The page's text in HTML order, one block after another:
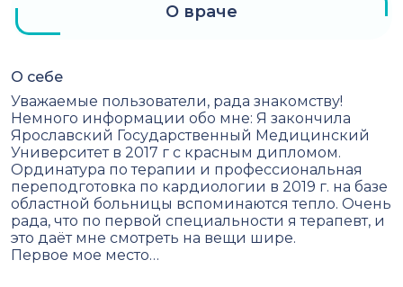
О враче
О себе
Уважаемые пользователи, рада знакомству!
Немного информации обо мне: Я закончила
Ярославский Государственный Медицинский
Университет в 2017 г с красным дипломом.
Ординатура по терапии и профессиональная
переподготовка по кардиологии в 2019 г. на базе
областной больницы вспоминаются тепло. Очень
рада, что по первой специальности я терапевт, и
это даёт мне смотреть на вещи шире.
Первое мое место…